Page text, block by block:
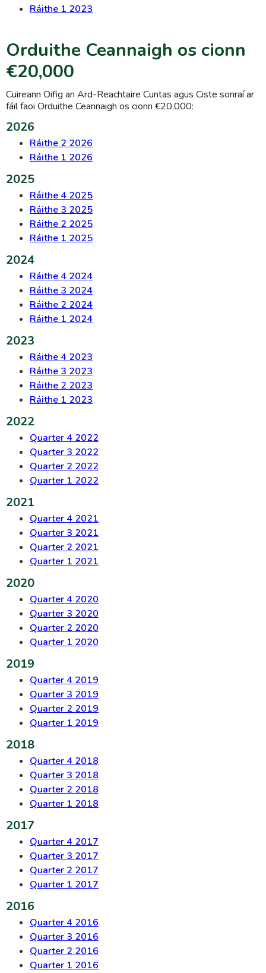
Ráithe 1 2023
Orduithe Ceannaigh os cionn
€20,000
Cuireann Oifig an Ard-Reachtaire Cuntas agus Ciste sonraí ar
fáil faoi Orduithe Ceannaigh os cionn €20,000:
2026
Ráithe 2 2026
Ráithe 1 2026
2025
Ráithe 4 2025
Ráithe 3 2025
Ráithe 2 2025
Ráithe 1 2025
2024
Ráithe 4 2024
Ráithe 3 2024
Ráithe 2 2024
Ráithe 1 2024
2023
Ráithe 4 2023
Ráithe 3 2023
Ráithe 2 2023
Ráithe 1 2023
2022
Quarter 4 2022
Quarter 3 2022
Quarter 2 2022
Quarter 1 2022
2021
Quarter 4 2021
Quarter 3 2021
Quarter 2 2021
Quarter 1 2021
2020
Quarter 4 2020
Quarter 3 2020
Quarter 2 2020
Quarter 1 2020
2019
Quarter 4 2019
Quarter 3 2019
Quarter 2 2019
Quarter 1 2019
2018
Quarter 4 2018
Quarter 3 2018
Quarter 2 2018
Quarter 1 2018
2017
Quarter 4 2017
Quarter 3 2017
Quarter 2 2017
Quarter 1 2017
2016
Quarter 4 2016
Quarter 3 2016
Quarter 2 2016
Quarter 1 2016